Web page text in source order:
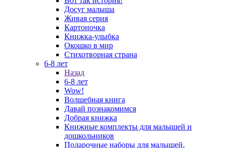
Досуг малыша
Живая серия
Картоночка
Книжка-улыбка
Окошко в мир
Стихотворная страна
6-8 лет
Назад
6-8 лет
Wow!
Волшебная книга
Давай познакомимся
Добрая книжка
Книжные комплекты для малышей и
дошкольников
Подарочные наборы для малышей,